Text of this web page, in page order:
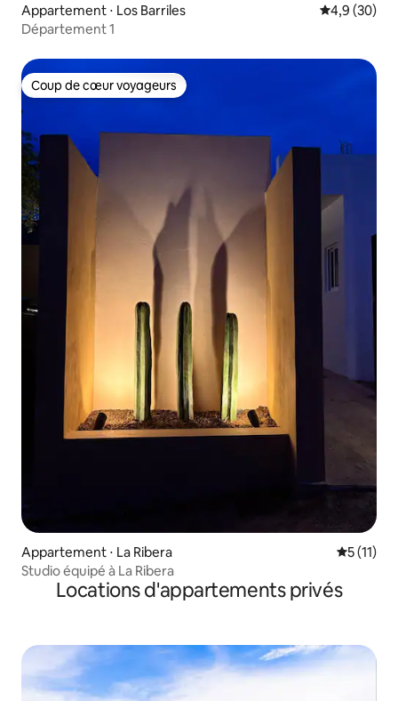
Appartement ⋅ Los Barriles Évaluation
4,9 (30)
Département 1
Coup de cœur voyageurs
Coup de cœur voyageurs
Appartement ⋅ La Ribera
5 (11)
Studio équipé à La Ribera
Locations d'appartements privés